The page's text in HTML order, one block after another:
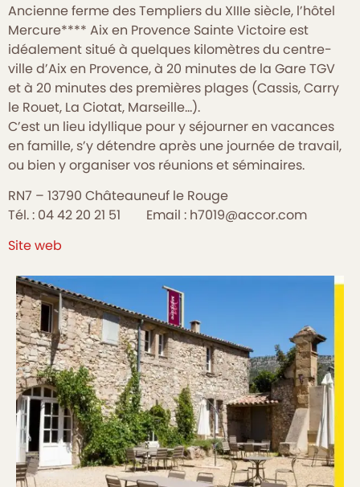
Ancienne ferme des Templiers du XIIIe siècle, l’hôtel
Mercure**** Aix en Provence Sainte Victoire est
idéalement situé à quelques kilomètres du centre-
ville d’Aix en Provence, à 20 minutes de la Gare TGV
et à 20 minutes des premières plages (Cassis, Carry
le Rouet, La Ciotat, Marseille…).
C’est un lieu idyllique pour y séjourner en vacances
en famille, s’y détendre après une journée de travail,
ou bien y organiser vos réunions et séminaires.
RN7 – 13790 Châteauneuf le Rouge
Tél. : 04 42 20 21 51 Email : h7019@accor.com
Site web